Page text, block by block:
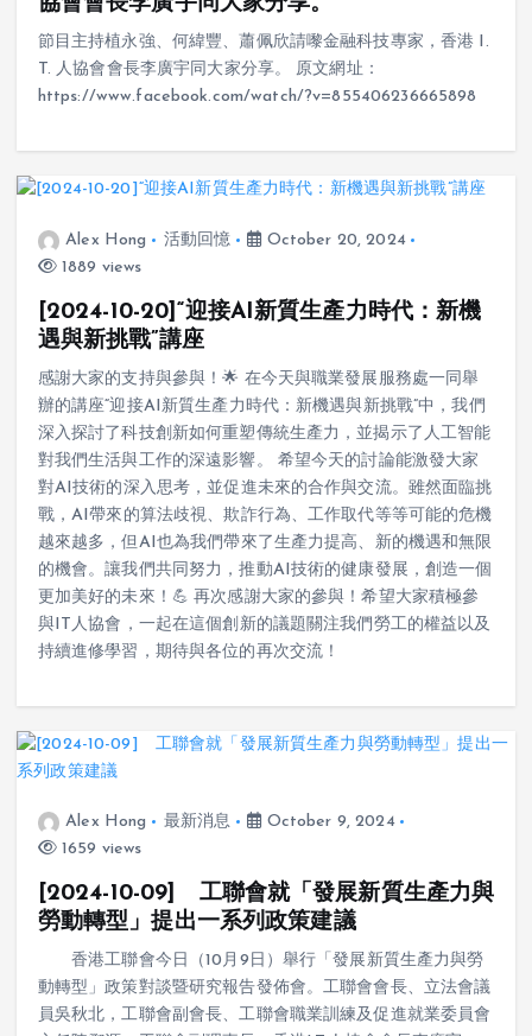
協會會長李廣宇同大家分享。
節目主持植永強、何緯豐、蕭佩欣請嚟金融科技專家，香港 I.
T. 人協會會長李廣宇同大家分享。 原文網址：
https://www.facebook.com/watch/?v=855406236665898
Alex Hong 活動回憶
October 20, 2024
1889 views
[2024-10-20]“迎接AI新質生產力時代：新機
遇與新挑戰”講座
感謝大家的支持與參與！🌟 在今天與職業發展服務處一同舉
辦的講座“迎接AI新質生產力時代：新機遇與新挑戰”中，我們
深入探討了科技創新如何重塑傳統生產力，並揭示了人工智能
對我們生活與工作的深遠影響。 希望今天的討論能激發大家
對AI技術的深入思考，並促進未來的合作與交流。雖然面臨挑
戰，AI帶來的算法歧視、欺詐行為、工作取代等等可能的危機
越來越多，但AI也為我們帶來了生產力提高、新的機遇和無限
的機會。讓我們共同努力，推動AI技術的健康發展，創造一個
更加美好的未來！💪 再次感謝大家的參與！希望大家積極參
與IT人協會，一起在這個創新的議題關注我們勞工的權益以及
持續進修學習，期待與各位的再次交流！
Alex Hong 最新消息
October 9, 2024
1659 views
[2024-10-09] 工聯會就「發展新質生產力與
勞動轉型」提出一系列政策建議
香港工聯會今日（10月9日）舉行「發展新質生產力與勞
動轉型」政策對談暨研究報告發佈會。工聯會會長、立法會議
員吳秋北，工聯會副會長、工聯會職業訓練及促進就業委員會